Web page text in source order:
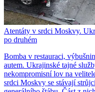
Atentáty v srdci Moskvy.
po druhém
Bomba v restauraci,
autem. Ukrajinské tajné
nekompromisní lov na
srdci Moskvy se stávají